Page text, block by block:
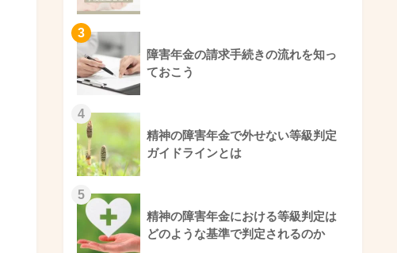
3
障害年金の請求手続きの流れを知っ
ておこう
4
精神の障害年金で外せない等級判定
ガイドラインとは
5
精神の障害年金における等級判定は
どのような基準で判定されるのか